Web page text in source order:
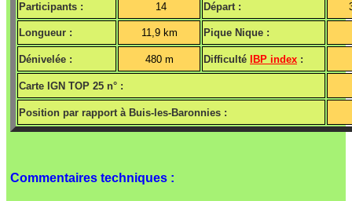
Participants : 14 Départ :
Longueur : 11,9 km Pique Nique :
Dénivelée : 480 m Difficulté IBP index :
Carte IGN TOP 25 n° :
Position par rapport à Buis-les-Baronnies :
Commentaires techniques :